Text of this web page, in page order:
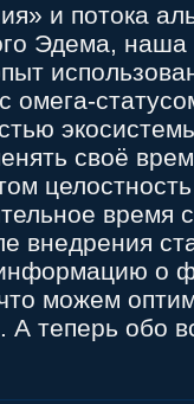
и потока
Эдема, наша
омега-
своё
время
внедрения
о
можем
теперь обо